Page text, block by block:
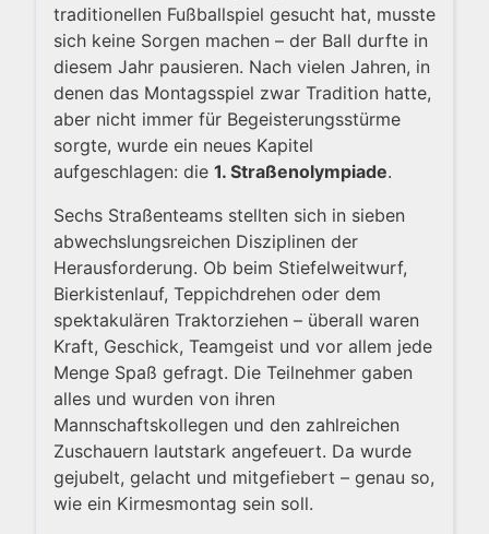
traditionellen Fußballspiel gesucht hat, musste
sich keine Sorgen machen – der Ball durfte in
diesem Jahr pausieren. Nach vielen Jahren, in
denen das Montagsspiel zwar Tradition hatte,
aber nicht immer für Begeisterungsstürme
sorgte, wurde ein neues Kapitel
aufgeschlagen: die 1. Straßenolympiade.
Sechs Straßenteams stellten sich in sieben
abwechslungsreichen Disziplinen der
Herausforderung. Ob beim Stiefelweitwurf,
Bierkistenlauf, Teppichdrehen oder dem
spektakulären Traktorziehen – überall waren
Kraft, Geschick, Teamgeist und vor allem jede
Menge Spaß gefragt. Die Teilnehmer gaben
alles und wurden von ihren
Mannschaftskollegen und den zahlreichen
Zuschauern lautstark angefeuert. Da wurde
gejubelt, gelacht und mitgefiebert – genau so,
wie ein Kirmesmontag sein soll.